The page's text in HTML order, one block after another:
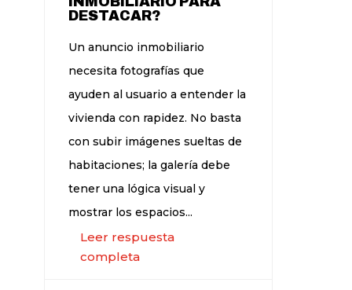
DESTACAR?
Un anuncio inmobiliario
necesita fotografías que
ayuden al usuario a entender la
vivienda con rapidez. No basta
con subir imágenes sueltas de
habitaciones; la galería debe
tener una lógica visual y
mostrar los espacios...
Leer respuesta
completa